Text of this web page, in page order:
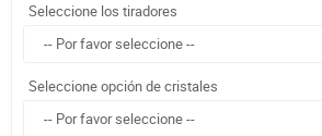
Seleccione los tiradores
Seleccione opción de cristales